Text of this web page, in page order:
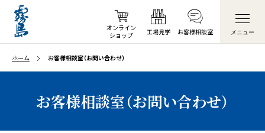
オンライン
ショップ
工場見学 お客様相談室 メニュー
ホーム お客様相談室（お問い合わせ）
お客様相談室（お問い合わせ）